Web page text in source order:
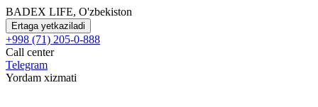
BADEX LIFE, O'zbekiston
Ertaga yetkaziladi
+998 (71) 205-0-888
Call center
Telegram
Yordam xizmati